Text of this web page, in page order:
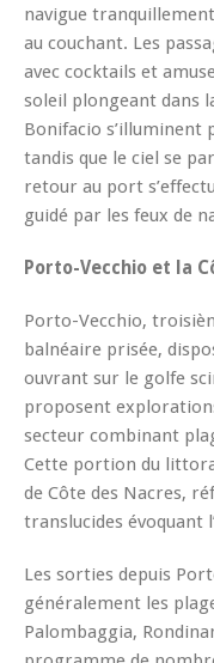
navigue
au couchant. Les
avec cocktails et
soleil plongeant dans
Bonifacio s’illuminent
tandis que le ciel se
retour au port
guidé par les feux de
Porto-Vecchio et la
Porto-Vecchio,
balnéaire prisée,
ouvrant sur le golfe
proposent
secteur combinant
Cette portion du
de Côte des Nacres,
translucides évoquant
Les sorties depuis
généralement les
Palombaggia,